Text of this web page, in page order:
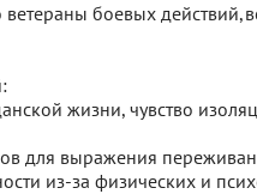
ветераны боевых
жизни, чувство
для выражения
из‑за физических и